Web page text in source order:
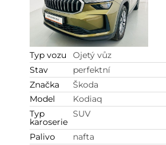
Typ vozu
Ojetý vůz
Stav
perfektní
Značka
Škoda
Model
Kodiaq
Typ
karoserie
SUV
Palivo
nafta